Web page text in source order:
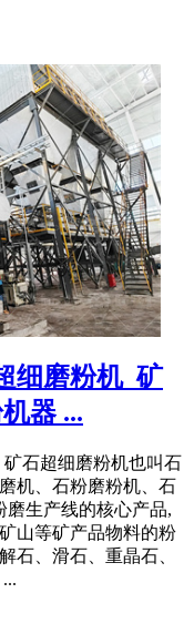
细磨粉机_矿
器 ...
石超细磨粉机也叫石
机、石粉磨粉机、石
磨生产线的核心产品,
山等矿产品物料的粉
石、滑石、重晶石、